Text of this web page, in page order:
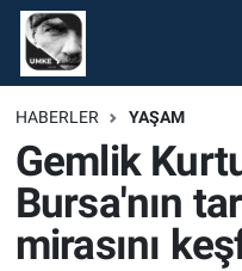
HABERLER YAŞAM
Gemlik
Bursa'nın
mirasını
Gündem
Ekonomi
Spor
Nöbetçi Eczaneler
Hava Durumu
Namaz Vakitleri